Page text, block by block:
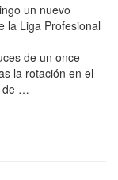
un nuevo
la Liga Profesional
de un once
la rotación en el
de …